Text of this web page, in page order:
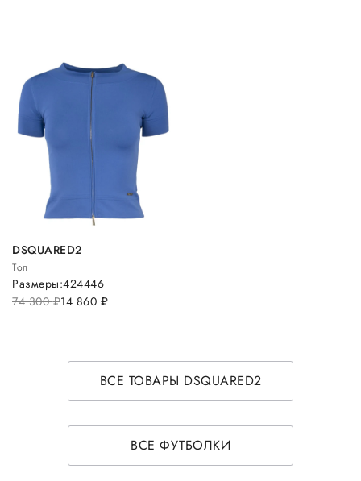
DSQUARED2
Топ
74 300руб.14 860 руб.
Размеры:424446
ВСЕ ТОВАРЫ DSQUARED2
ВСЕ ФУТБОЛКИ